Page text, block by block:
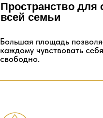
Пространство для
всей семьи
Большая площадь
каждому чувствовать себя
свободно.